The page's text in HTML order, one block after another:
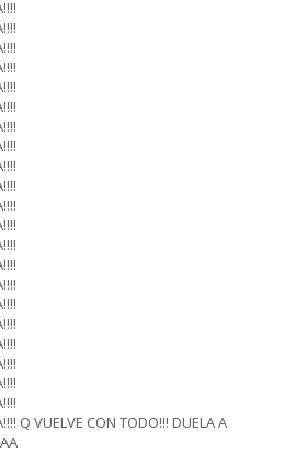
Q VUELVE CON TODO!!! DUELA A